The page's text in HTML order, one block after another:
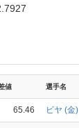
値 選手名
65.46 ビヤ (金)